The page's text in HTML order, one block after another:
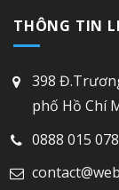
THÔNG TIN
398
phố Hồ Chí
0888 015 078